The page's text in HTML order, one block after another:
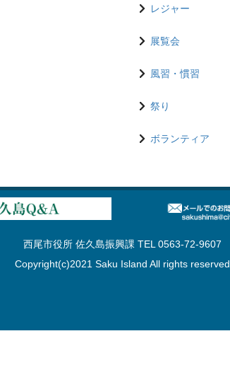
レジャー
展覧会
風習・慣習
祭り
ボランティア
西尾市役所 佐久島振興課 TEL 0563-72-9607
Copyright(c)2021 Saku Island All rights reserved